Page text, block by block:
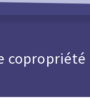
copropriété